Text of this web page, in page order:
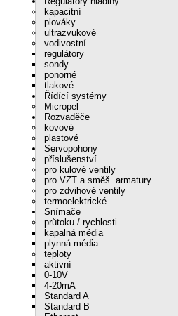
kapacitní
plováky
ultrazvukové
vodivostní
regulátory
sondy
ponorné
tlakové
Řídící systémy
Micropel
Rozvaděče
kovové
plastové
Servopohony
příslušenství
pro kulové ventily
pro VZT a směš. armatury
pro zdvihové ventily
termoelektrické
Snímače
průtoku / rychlosti
kapalná média
plynná média
teploty
aktivní
0-10V
4-20mA
Standard A
Standard B